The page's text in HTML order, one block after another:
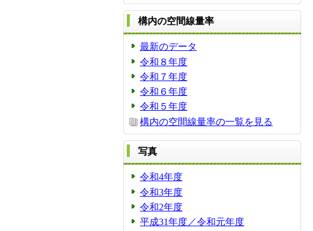
構内の空間線量率
最新のデータ
令和８年度
令和７年度
令和６年度
令和５年度
構内の空間線量率の一覧を見る
写真
令和4年度
令和3年度
令和2年度
平成31年度／令和元年度